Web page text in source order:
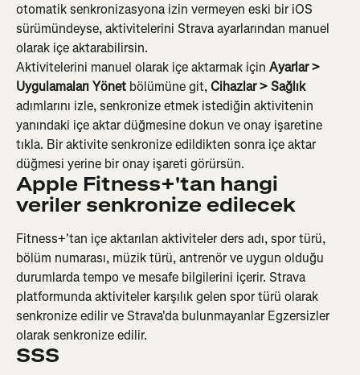
otomatik senkronizasyona izin vermeyen eski bir iOS
sürümündeyse, aktivitelerini Strava ayarlarından manuel
olarak içe aktarabilirsin.
Aktivitelerini manuel olarak içe aktarmak için Ayarlar >
Uygulamaları Yönet bölümüne git, Cihazlar > Sağlık
adımlarını izle, senkronize etmek istediğin aktivitenin
yanındaki içe aktar düğmesine dokun ve onay işaretine
tıkla. Bir aktivite senkronize edildikten sonra içe aktar
düğmesi yerine bir onay işareti görürsün.
Apple Fitness+'tan hangi
veriler senkronize edilecek
Fitness+'tan içe aktarılan aktiviteler ders adı, spor türü,
bölüm numarası, müzik türü, antrenör ve uygun olduğu
durumlarda tempo ve mesafe bilgilerini içerir. Strava
platformunda aktiviteler karşılık gelen spor türü olarak
senkronize edilir ve Strava'da bulunmayanlar Egzersizler
olarak senkronize edilir.
SSS